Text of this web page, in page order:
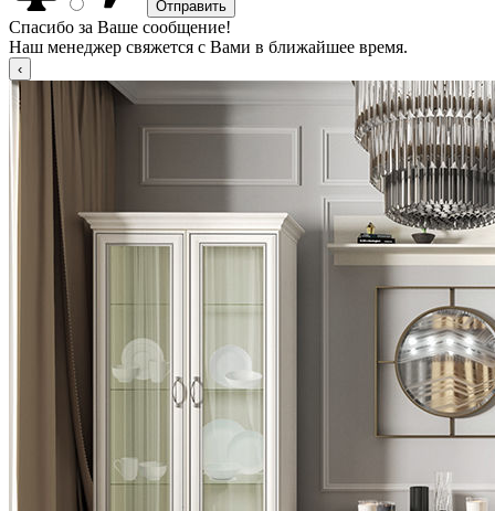
Спасибо за Ваше сообщение!
Наш менеджер свяжется с Вами в ближайшее время.